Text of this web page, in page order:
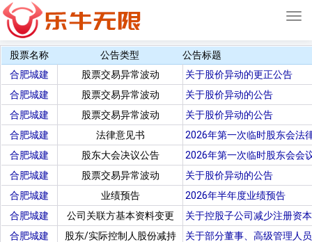
股票名称
公告类型
公告标题
合肥城建
股票交易异常波动
关于股价异动的更正公告
合肥城建
股票交易异常波动
关于股价异动的公告
合肥城建
股票交易异常波动
关于股价异动的公告
合肥城建
法律意见书
2026年第一次临时股东会法
合肥城建
股东大会决议公告
2026年第一次临时股东会会
合肥城建
股票交易异常波动
关于股价异动的公告
合肥城建
业绩预告
2026年半年度业绩预告
合肥城建
公司关联方基本资料变更
关于控股子公司减少注册资
合肥城建
股东/实际控制人股份减持
关于部分董事、高级管理人